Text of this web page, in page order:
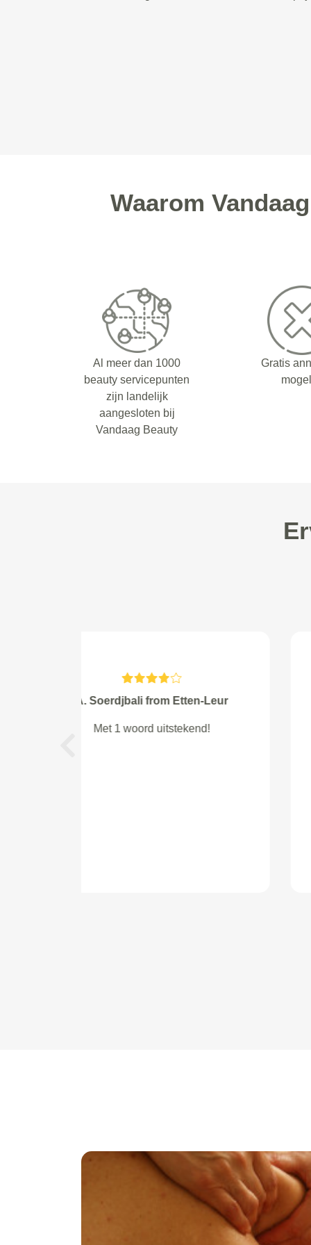
Waarom
Al meer dan 1000
beauty servicepunten
zijn landelijk
aangesloten bij
Vandaag Beauty
Gratis
Nadin from 's-Gravenhage
Uitsteken met een goede uitleg.